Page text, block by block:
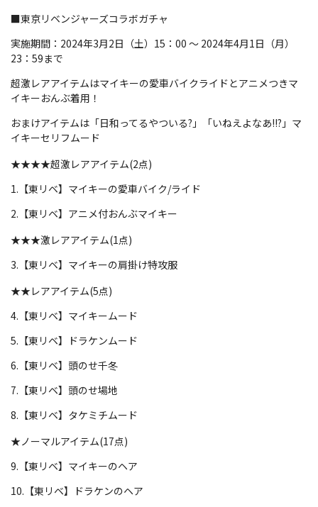
■東京リベンジャーズコラボガチャ
実施期間：2024年3月2日（土）15：00 ～ 2024年4月1日（月）
23：59まで
超激レアアイテムはマイキーの愛車バイクライドとアニメつきマ
イキーおんぶ着用！
おまけアイテムは「日和ってるやついる?」「いねえよなあ!!?」マ
イキーセリフムード
★★★★超激レアアイテム(2点)
1.【東リベ】マイキーの愛車バイク/ライド
2.【東リベ】アニメ付おんぶマイキー
★★★激レアアイテム(1点)
3.【東リベ】マイキーの肩掛け特攻服
★★レアアイテム(5点)
4.【東リベ】マイキームード
5.【東リベ】ドラケンムード
6.【東リベ】頭のせ千冬
7.【東リベ】頭のせ場地
8.【東リベ】タケミチムード
★ノーマルアイテム(17点)
9.【東リベ】マイキーのヘア
10.【東リベ】ドラケンのヘア